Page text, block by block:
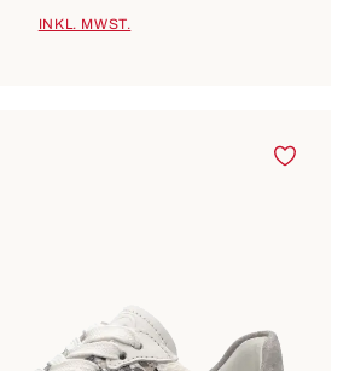
INKL. MWST.